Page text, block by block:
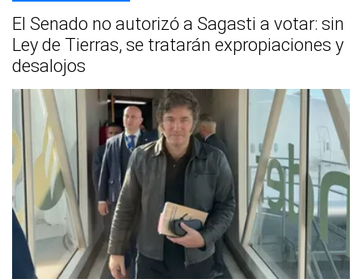
El Senado no autorizó a Sagasti a votar: sin
Ley de Tierras, se tratarán expropiaciones y
desalojos